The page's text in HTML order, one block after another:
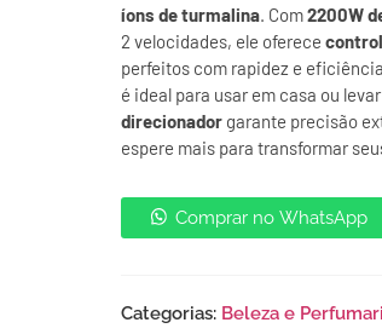
íons de turmalina. Com2200W
2 velocidades, ele oferece
perfeitos com rapidez e
é ideal para usar em casa ou
direcionadorgarante precisão
espere mais para transformar
Comprar no WhatsApp
Categorias: Beleza e